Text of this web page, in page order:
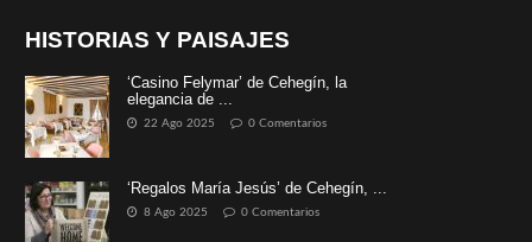
HISTORIAS Y PAISAJES
‘Casino Felymar’ de Cehegín, la
elegancia de ...
22 Ago 2025 0 Comentarios
‘Regalos María Jesús’ de Cehegín, ...
8 Ago 2025 0 Comentarios